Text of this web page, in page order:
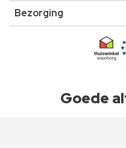
Bezorging
Goede